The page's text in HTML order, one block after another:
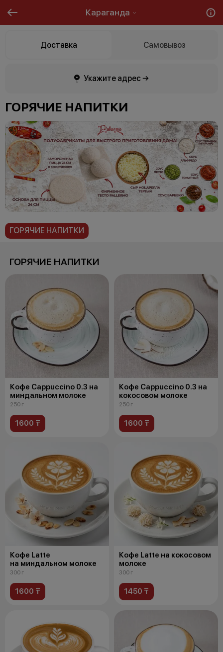
Караганда
Доставка Самовывоз
Укажите адрес →
ГОРЯЧИЕ НАПИТКИ
ГОРЯЧИЕ НАПИТКИ
ГОРЯЧИЕ НАПИТКИ
Кофе Cappuccino 0.3 на
миндальном молоке
250 г
1600 ₸
Кофе Cappuccino 0.3 на
кокосовом молоке
250 г
1600 ₸
Кофе Latte
на миндальном молоке
300 г
1600 ₸
Кофе Latte на кокосовом
молоке
300 г
1450 ₸